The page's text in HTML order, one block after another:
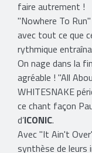
faire autrement !
"Nowhere To
avec tout ce que
rythmique
On nage dans la
agréable ! "All
WHITESNAKE
ce chant façon
d’ICONIC.
Avec "It Ain't
synthèse de leurs